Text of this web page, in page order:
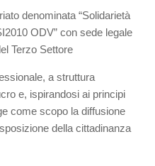
denominata “Solidarietà
ODV” con sede legale
Terzo Settore
a struttura
e, ispirandosi ai principi
come scopo la diffusione
della cittadinanza